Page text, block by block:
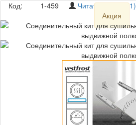
Код: 1-459
Читать отзывы (1)
Акция